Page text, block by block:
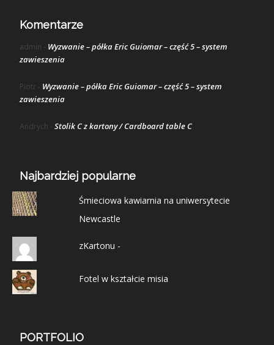
Komentarze
admin - Wyzwanie – półka Eric Guiomar – część 5 – system
zawieszenia
Piotr - Wyzwanie – półka Eric Guiomar – część 5 – system
zawieszenia
Andrych - Stolik C z kartony / Cardboard table C
Najbardziej popularne
Śmieciowa kawiarnia na uniwersytecie
Newcastle
zKartonu -
Fotel w kształcie misia
PORTFOLIO